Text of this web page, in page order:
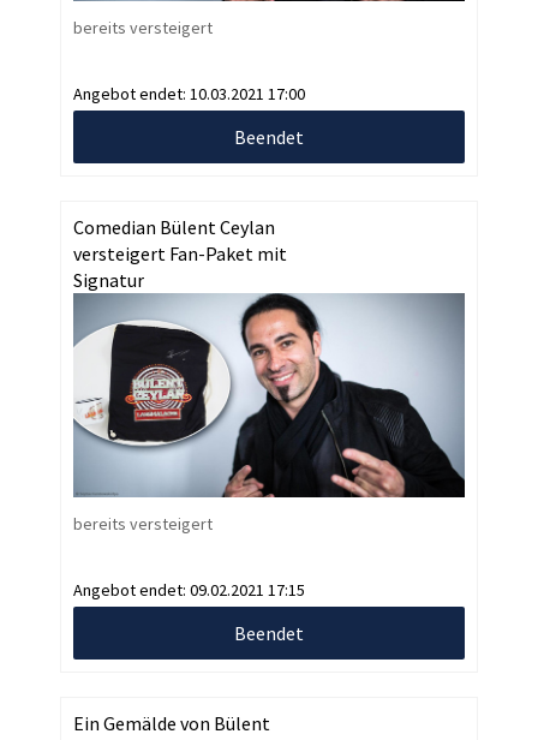
bereits versteigert
Angebot endet: 10.03.2021 17:00
Beendet
Comedian Bülent Ceylan
versteigert Fan-Paket mit
Signatur
bereits versteigert
Angebot endet: 09.02.2021 17:15
Beendet
Ein Gemälde von Bülent